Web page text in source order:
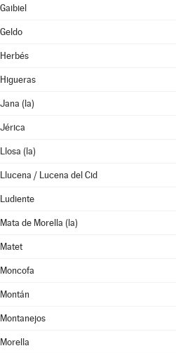
Gaibiel
Geldo
Herbés
Higueras
Jana (la)
Jérica
Llosa (la)
Llucena / Lucena del Cid
Ludiente
Mata de Morella (la)
Matet
Moncofa
Montán
Montanejos
Morella